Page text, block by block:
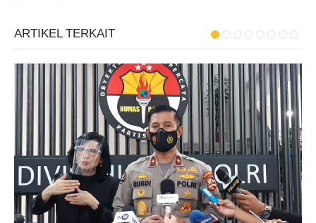
ARTIKEL TERKAIT